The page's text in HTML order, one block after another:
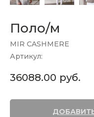
Поло/м
MIR CASHMERE
Артикул:
36088.00 руб.